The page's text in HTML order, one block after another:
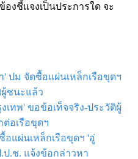
งชี้แจงเป็นประการใด จะ
' ปม จัดซื้อแผ่นเหล็กเรือขุดฯ
ผู้ชนะแล้ว
เทพ' ขอข้อเท็จจริง-ประวัติผู้
อเรือขุดฯ
แผ่นเหล็กเรือขุดฯ 'อู่
.ป.ช. แจ้งข้อกล่าวหา